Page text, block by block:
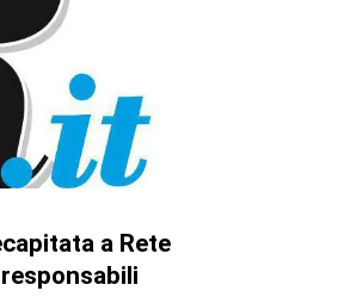
a Rete